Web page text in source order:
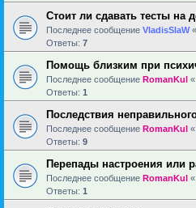
Стоит ли сдавать тесты на
Последнее сообщение VladisSlaW«
Ответы: 7
Помощь близким при
Последнее сообщение RomanKul «
Ответы: 1
Последствия
Последнее сообщение RomanKul «
Ответы: 9
Перепады настроения или
Последнее сообщение RomanKul «
Ответы: 1